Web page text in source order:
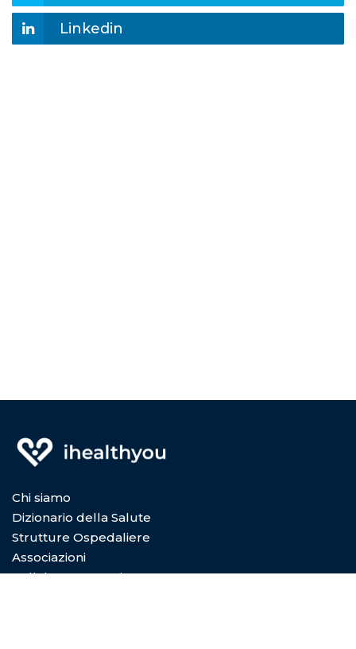
Linkedin
Chi siamo
Dizionario della Salute
Strutture Ospedaliere
Associazioni
Collabora con Noi